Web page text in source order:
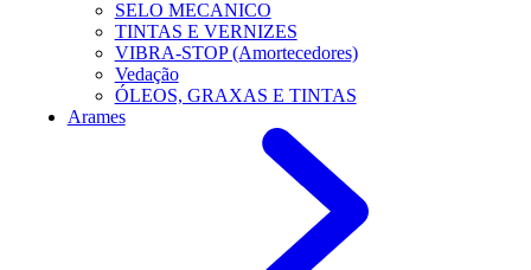
SELO MECANICO
TINTAS E VERNIZES
VIBRA-STOP (Amortecedores)
Vedação
ÓLEOS, GRAXAS E TINTAS
Arames